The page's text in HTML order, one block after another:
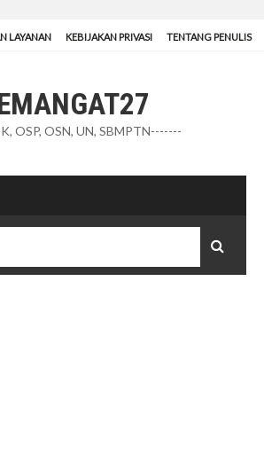
LAYANAN KEBIJAKAN PRIVASI TENTANG PENULIS
OSP, OSN, UN, SBMPTN-------